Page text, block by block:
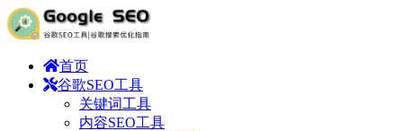
首页
谷歌SEO工具
关键词工具
内容SEO工具